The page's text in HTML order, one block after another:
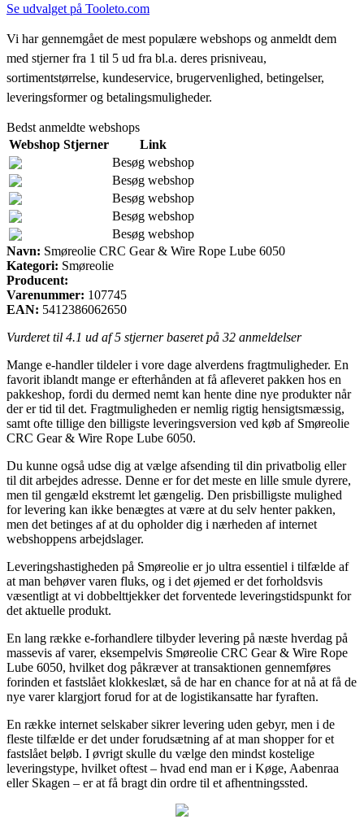
Se udvalget på Tooleto.com
Vi har gennemgået de mest populære webshops og anmeldt dem
med stjerner fra 1 til 5 ud fra bl.a. deres prisniveau,
sortimentstørrelse, kundeservice, brugervenlighed, betingelser,
leveringsformer og betalingsmuligheder.
Bedst anmeldte webshops
Webshop Stjerner
Link
Besøg webshop
Besøg webshop
Besøg webshop
Besøg webshop
Besøg webshop
Navn: Smøreolie CRC Gear & Wire Rope Lube 6050
Kategori: Smøreolie
Producent:
Varenummer: 107745
EAN: 5412386062650
Vurderet til 4.1 ud af 5 stjerner baseret på 32 anmeldelser
Mange e-handler tildeler i vore dage alverdens fragtmuligheder. En
favorit iblandt mange er efterhånden at få afleveret pakken hos en
pakkeshop, fordi du dermed nemt kan hente dine nye produkter når
der er tid til det. Fragtmuligheden er nemlig rigtig hensigtsmæssig,
samt ofte tillige den billigste leveringsversion ved køb af Smøreolie
CRC Gear & Wire Rope Lube 6050.
Du kunne også udse dig at vælge afsending til din privatbolig eller
til dit arbejdes adresse. Denne er for det meste en lille smule dyrere,
men til gengæld ekstremt let gængelig. Den prisbilligste mulighed
for levering kan ikke benægtes at være at du selv henter pakken,
men det betinges af at du opholder dig i nærheden af internet
webshoppens arbejdslager.
Leveringshastigheden på Smøreolie er jo ultra essentiel i tilfælde af
at man behøver varen fluks, og i det øjemed er det forholdsvis
væsentligt at vi dobbelttjekker det forventede leveringstidspunkt for
det aktuelle produkt.
En lang række e-forhandlere tilbyder levering på næste hverdag på
massevis af varer, eksempelvis Smøreolie CRC Gear & Wire Rope
Lube 6050, hvilket dog påkræver at transaktionen gennemføres
forinden et fastslået klokkeslæt, så de har en chance for at nå at få de
nye varer klargjort forud for at de logistikansatte har fyraften.
En række internet selskaber sikrer levering uden gebyr, men i de
fleste tilfælde er det under forudsætning af at man shopper for et
fastslået beløb. I øvrigt skulle du vælge den mindst kostelige
leveringstype, hvilket oftest – hvad end man er i Køge, Aabenraa
eller Skagen – er at få bragt din ordre til et afhentningssted.